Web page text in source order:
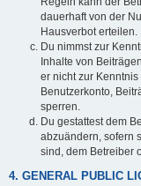
dauerhaft von der
Hausverbot erteilen.
Du nimmst zur
Inhalte von
er nicht zur
Benutzerkonto,
sperren.
Du gestattest dem
abzuändern, sofern
sind, dem Betreiber
4. GENERAL PUBLIC